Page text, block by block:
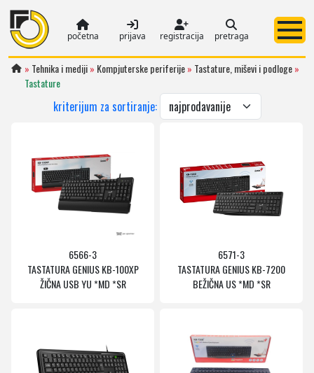
početna prijava registracija pretraga
» Tehnika i mediji» Kompjuterske periferije» Tastature, miševi i podloge»
Tastature
kriterijum za sortiranje:
6566-3
TASTATURA GENIUS KB-100XP
ŽIČNA USB YU *MD *SR
6571-3
TASTATURA GENIUS KB-7200
BEŽIČNA US *MD *SR